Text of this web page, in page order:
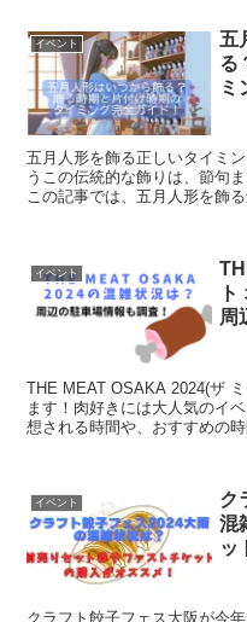
イベント
五
る
ミ
五月人形を飾る正しいタイミ
うこの伝統的な飾りは、節句
この記事では、五月人形を飾
イベント
周
THE MEAT OSAKA 2024(ザ
ます！肉好きには大人気のイ
想される時間や、おすすめの
イベント
ク
混
ッ
クラフト餃子フェス大阪が今